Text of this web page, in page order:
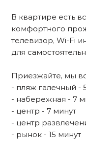
В квартире есть
комфортного
телевизор, Wi-Fi
для
Приезжайте, мы
- пляж галечный -
- набережная - 7
- центр - 7 минут
- центр
- рынок - 15 минут